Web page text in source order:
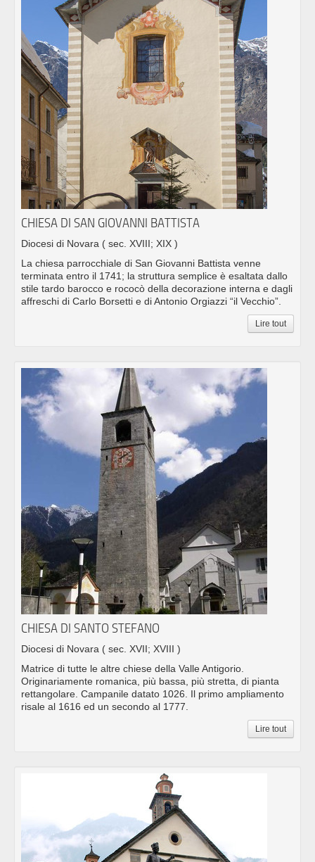
CHIESA DI SAN GIOVANNI BATTISTA
Diocesi di Novara ( sec. XVIII; XIX )
La chiesa parrocchiale di San Giovanni Battista venne
terminata entro il 1741; la struttura semplice è esaltata dallo
stile tardo barocco e rococò della decorazione interna e dagli
affreschi di Carlo Borsetti e di Antonio Orgiazzi “il Vecchio”.
Lire tout
CHIESA DI SANTO STEFANO
Diocesi di Novara ( sec. XVII; XVIII )
Matrice di tutte le altre chiese della Valle Antigorio.
Originariamente romanica, più bassa, più stretta, di pianta
rettangolare. Campanile datato 1026. Il primo ampliamento
risale al 1616 ed un secondo al 1777.
Lire tout